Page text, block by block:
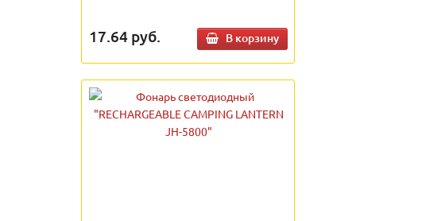
17.64 руб. В корзину